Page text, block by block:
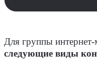
Для группы интернет-
следующие виды